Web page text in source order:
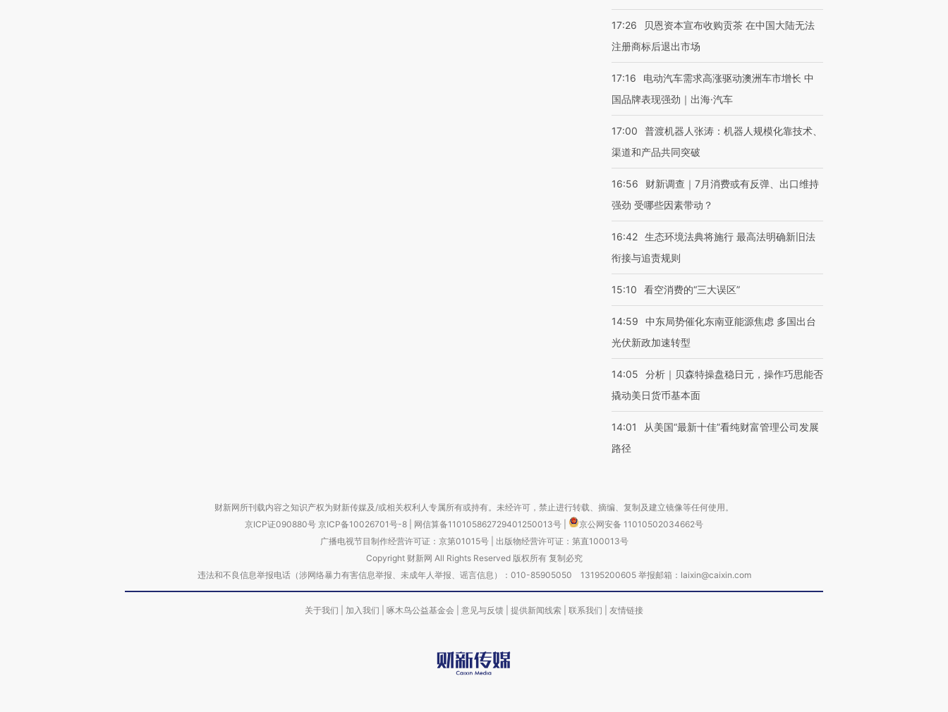
17:26
贝恩资本宣布收购贡茶 在中国大陆无法
注册商标后退出市场
17:16
电动汽车需求高涨驱动澳洲车市增长 中
国品牌表现强劲｜出海·汽车
17:00
普渡机器人张涛：机器人规模化靠技术、
渠道和产品共同突破
16:56
财新调查｜7月消费或有反弹、出口维持
强劲 受哪些因素带动？
16:42 生态环境法典将施行 最高法明确新旧法
衔接与追责规则
15:10 看空消费的“三大误区”
14:59
中东局势催化东南亚能源焦虑 多国出台
光伏新政加速转型
14:05
分析｜贝森特操盘稳日元，操作巧思能否
撬动美日货币基本面
14:01
从美国“最新十佳”看纯财富管理公司发展
路径
财新网所刊载内容之知识产权为财新传媒及/或相关权利人专属所有或持有。未经许可，禁止进行转载、摘编、复制及建立镜像等任何使用。
京ICP证090880号 京ICP备10026701号-8 网信算备110105862729401250013号
京公网安备 11010502034662号
广播电视节目制作经营许可证：京第01015号| 出版物经营许可证：第直100013号
Copyright 财新网 All Rights Reserved 版权所有 复制必究
违法和不良信息举报电话（涉网络暴力有害信息举报、未成年人举报、谣言信息）：010-85905050 13195200605 举报邮箱：laixin@caixin.com
关于我们 加入我们 啄木鸟公益基金会 意见与反馈 提供新闻线索 联系我们 友情链接